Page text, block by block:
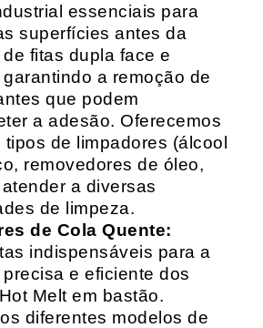
essenciais para
superfícies antes da
fitas dupla face e
a remoção de
que podem
a adesão. Oferecemos
de limpadores (álcool
removedores de óleo,
a diversas
de limpeza.
de Cola Quente:
indispensáveis para a
e eficiente dos
Melt em bastão.
diferentes modelos de